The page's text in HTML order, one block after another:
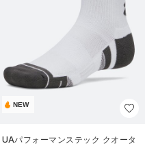
NEW
UAパフォーマンステック クオータ